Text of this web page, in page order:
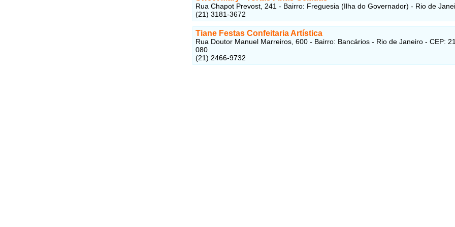
Rua Chapot Prevost, 241 - Bairro: Freguesia (Ilha do Governador) - Rio de
(21) 3181-3672
Tiane Festas Confeitaria Artística
Rua Doutor Manuel Marreiros, 600 - Bairro: Bancários - Rio de Janeiro - CEP:
080
(21) 2466-9732